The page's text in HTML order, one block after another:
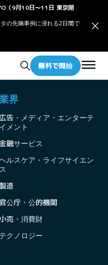
（9月10日〜11日 東京開
の先端事例に浸れる2日間で
無料で開始
界
告・メディア・エンターテ
イメント
融サービス
ルスケア・ライフサイエン
ス
造
官公庁・公的機関
売・消費財
テクノロジー